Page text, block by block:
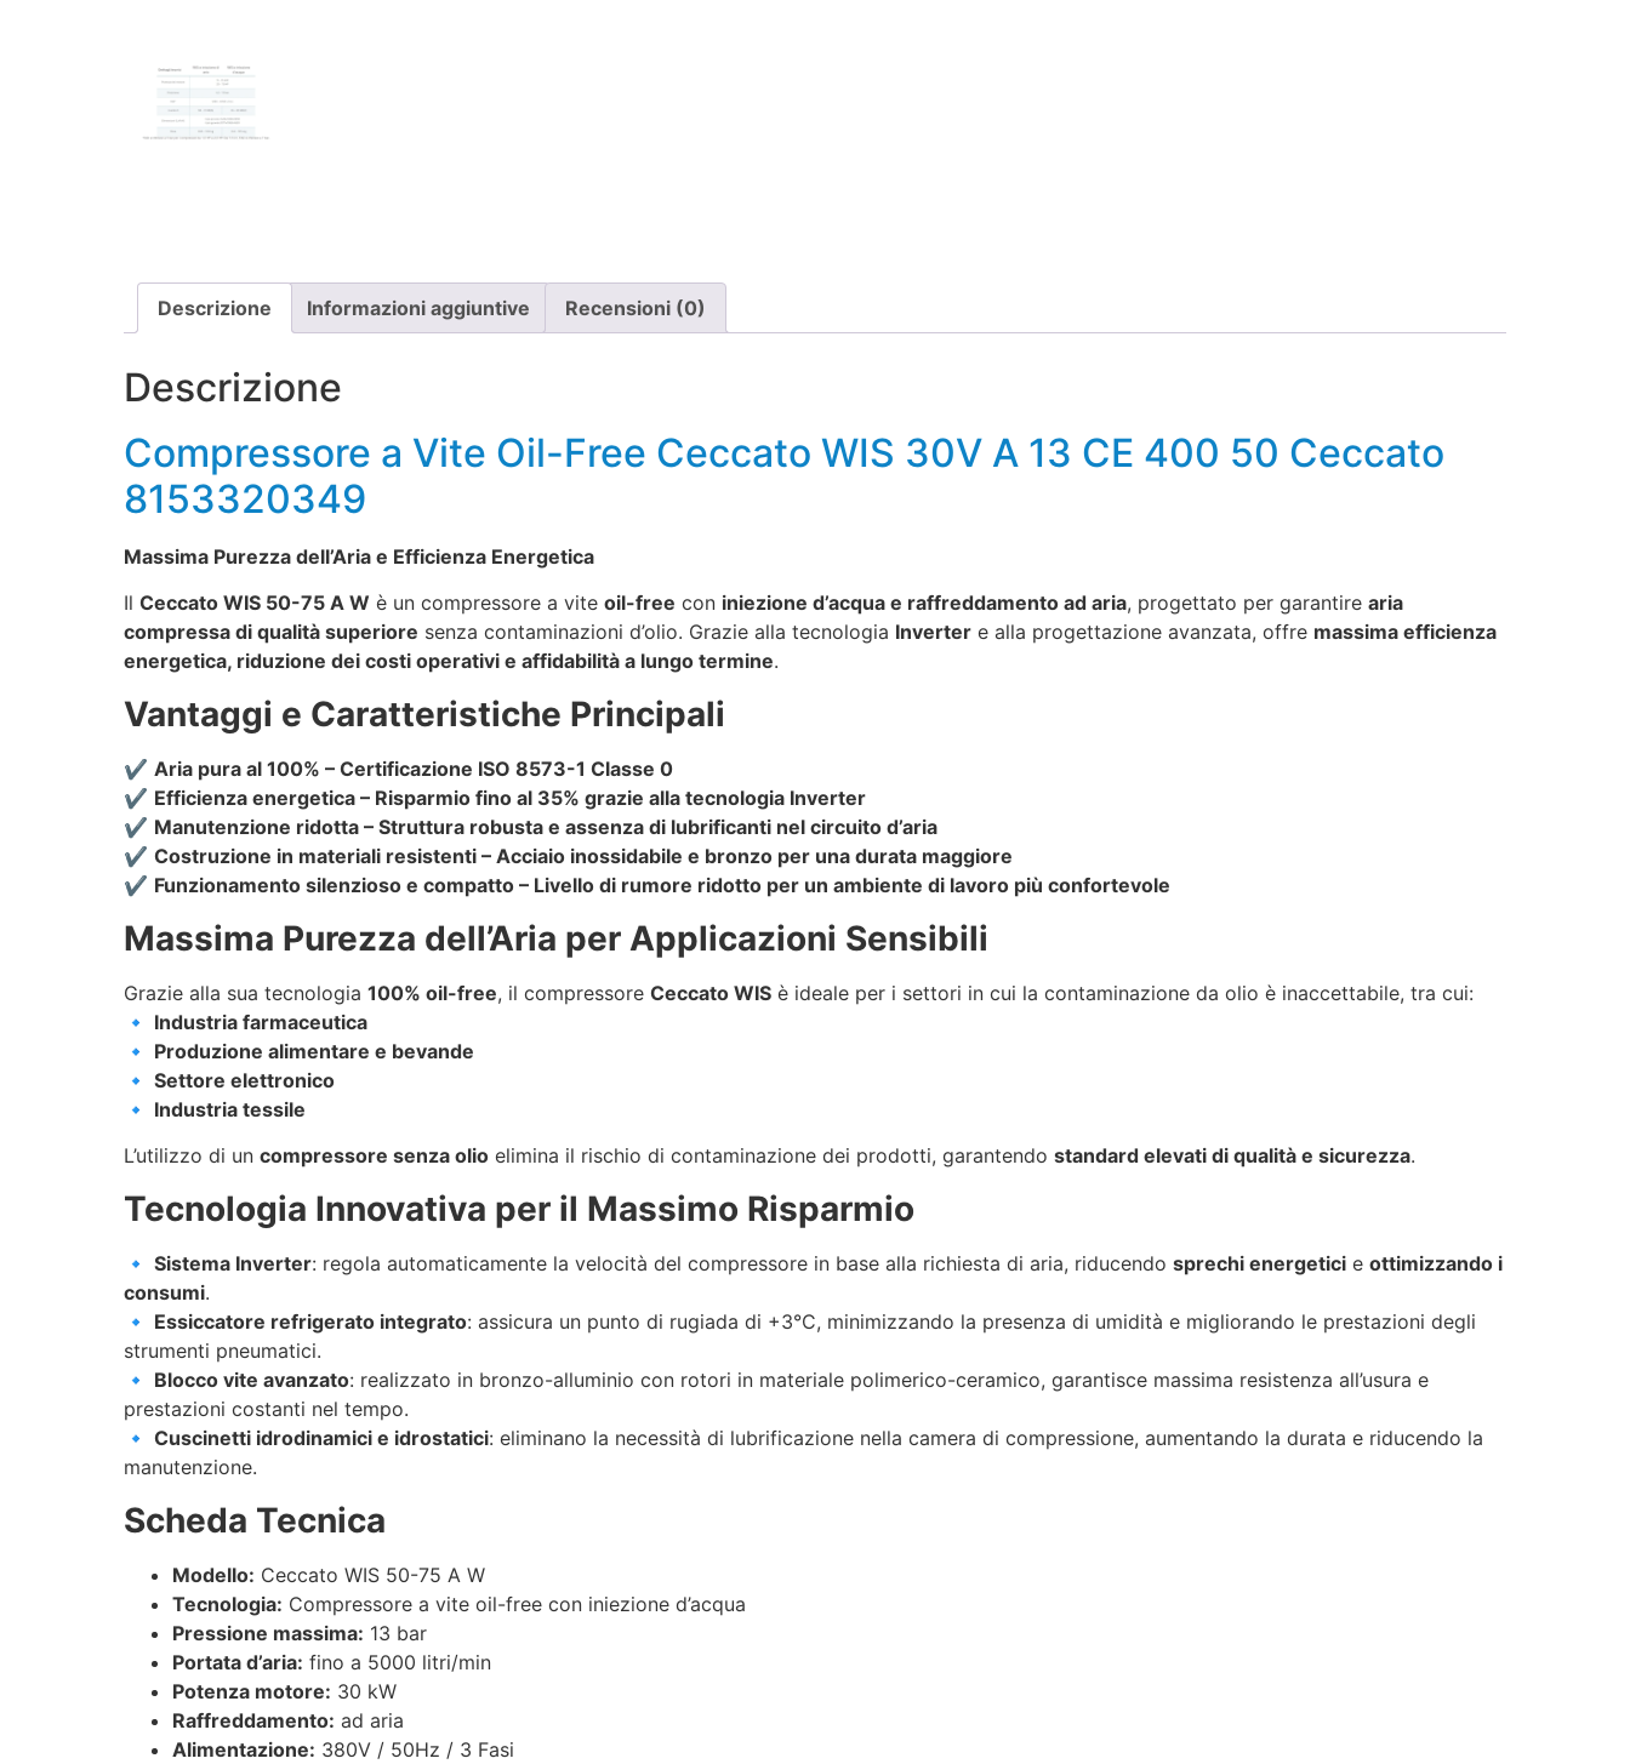
Descrizione Informazioni aggiuntive Recensioni (0)
Descrizione
Compressore a Vite Oil-Free Ceccato WIS 30V A 13 CE 400 50 Ceccato
8153320349
Massima Purezza dell’Aria e Efficienza Energetica
Il Ceccato WIS 50-75 A W è un compressore a vite oil-free con iniezione d’acqua e raffreddamento ad aria, progettato per garantire aria
compressa di qualità superiore senza contaminazioni d’olio. Grazie alla tecnologia Inverter e alla progettazione avanzata, offre massima efficienza
energetica, riduzione dei costi operativi e affidabilità a lungo termine.
Vantaggi e Caratteristiche Principali
✔ Aria pura al 100% – Certificazione ISO 8573-1 Classe 0
✔ Efficienza energetica – Risparmio fino al 35% grazie alla tecnologia Inverter
✔ Manutenzione ridotta – Struttura robusta e assenza di lubrificanti nel circuito d’aria
✔ Costruzione in materiali resistenti – Acciaio inossidabile e bronzo per una durata maggiore
✔ Funzionamento silenzioso e compatto – Livello di rumore ridotto per un ambiente di lavoro più confortevole
Massima Purezza dell’Aria per Applicazioni Sensibili
Grazie alla sua tecnologia 100% oil-free, il compressore Ceccato WIS è ideale per i settori in cui la contaminazione da olio è inaccettabile, tra cui:
🔹 Industria farmaceutica
🔹 Produzione alimentare e bevande
🔹 Settore elettronico
🔹 Industria tessile
L’utilizzo di un compressore senza olio elimina il rischio di contaminazione dei prodotti, garantendo standard elevati di qualità e sicurezza.
Tecnologia Innovativa per il Massimo Risparmio
🔹 Sistema Inverter: regola automaticamente la velocità del compressore in base alla richiesta di aria, riducendo sprechi energetici e ottimizzando i
consumi.
🔹 Essiccatore refrigerato integrato: assicura un punto di rugiada di +3°C, minimizzando la presenza di umidità e migliorando le prestazioni degli
strumenti pneumatici.
🔹 Blocco vite avanzato: realizzato in bronzo-alluminio con rotori in materiale polimerico-ceramico, garantisce massima resistenza all’usura e
prestazioni costanti nel tempo.
🔹 Cuscinetti idrodinamici e idrostatici: eliminano la necessità di lubrificazione nella camera di compressione, aumentando la durata e riducendo la
manutenzione.
Scheda Tecnica
Modello: Ceccato WIS 50-75 A W
Tecnologia: Compressore a vite oil-free con iniezione d’acqua
Pressione massima: 13 bar
Portata d’aria: fino a 5000 litri/min
Potenza motore: 30 kW
Raffreddamento: ad aria
Alimentazione: 380V / 50Hz / 3 Fasi